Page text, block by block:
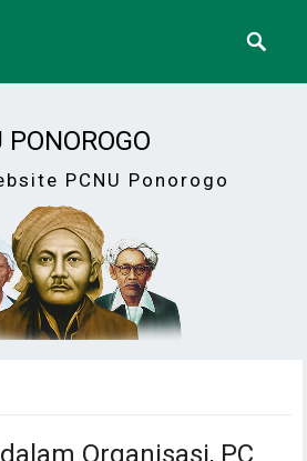
PONOROGO
PCNU Ponorogo
Organisasi, PC